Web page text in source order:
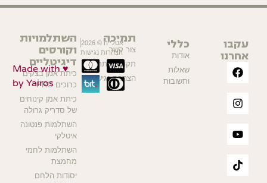
עקבו
אחרנו
כללי
אודות
שאלות
ותשובות
תמיכה
צור קשר
תקנון האתר
הצהרת נגישות
השתלמויות
וקורסים
דיגיטליים
כיתת אמן בצקים
כרוכים PRO
כיתת אמן קינוחים
של סדריק גרולה
השתלמות פנטונה
איטלקי
השתלמות לחמי
מחמצת
יסודות הלחם
אטלייה © 2026
הצהרות נגישות
Made with ♥
by Yairos